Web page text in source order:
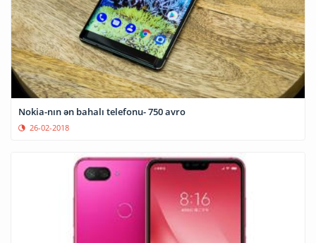
Nokia-nın ən bahalı telefonu- 750 avro
26-02-2018